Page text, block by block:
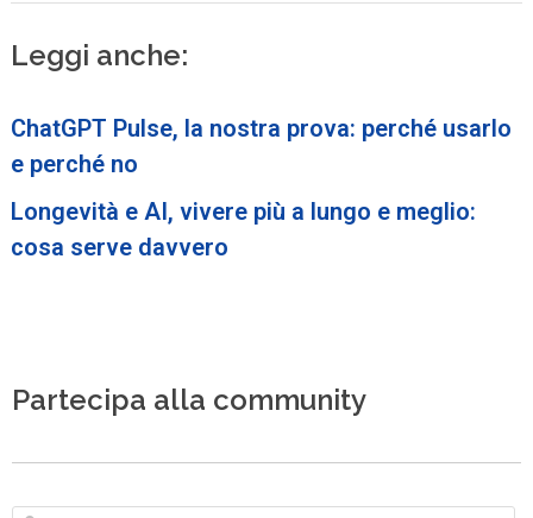
Leggi anche:
ChatGPT Pulse, la nostra prova: perché usarlo
e perché no
Longevità e AI, vivere più a lungo e meglio:
cosa serve davvero
Partecipa alla community